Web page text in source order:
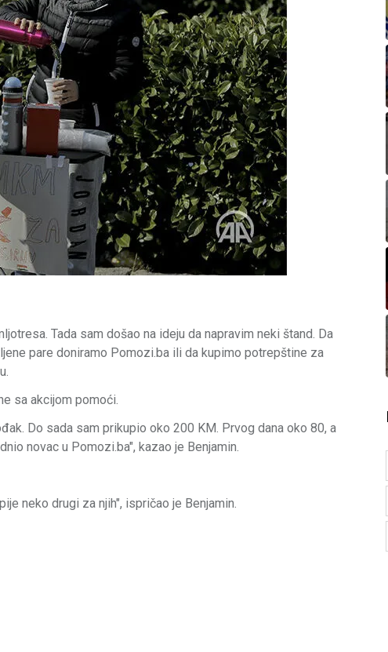
Tada sam došao na ideju da napravim neki štand. Da
pare doniramo Pomozi.ba ili da kupimo potrepštine za
sa akcijom pomoći.
Do sada sam prikupio oko 200 KM. Prvog dana oko 80, a
novac u Pomozi.ba", kazao je Benjamin.
neko drugi za njih", ispričao je Benjamin.